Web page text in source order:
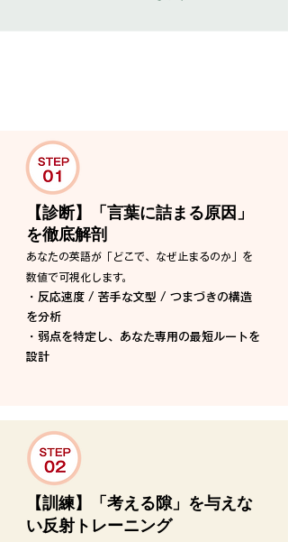
【診断】「言葉に詰まる原因」
を徹底解剖
あなたの英語が「どこで、なぜ止まるのか」を
数値で可視化します。
・反応速度 / 苦手な文型 / つまづきの構造
を分析
​・弱点を特定し、あなた専用の最短ルートを
設計
【訓練】「考える隙」を与えな
い反射トレーニング